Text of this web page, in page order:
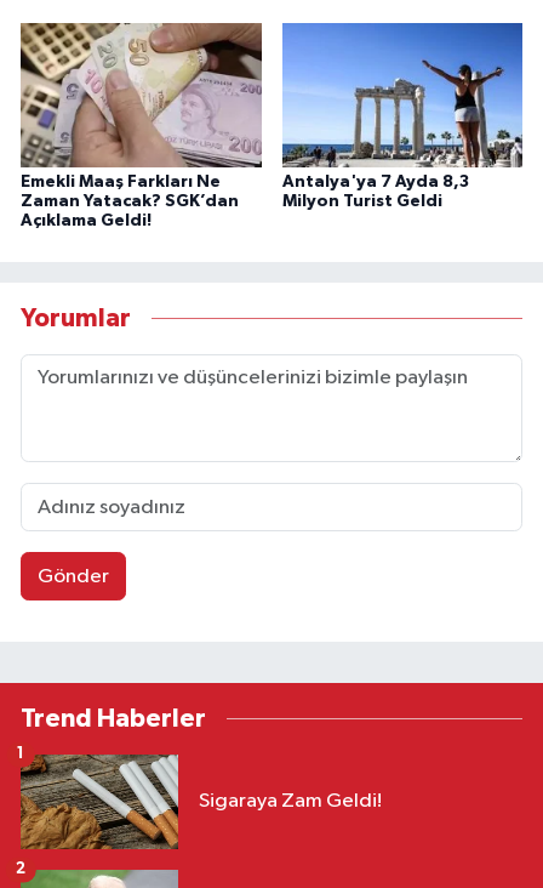
Emekli Maaş Farkları Ne
Zaman Yatacak? SGK’dan
Açıklama Geldi!
Antalya'ya 7 Ayda 8,3
Milyon Turist Geldi
Yorumlar
Gönder
Trend Haberler
Sigaraya Zam Geldi!
1
2